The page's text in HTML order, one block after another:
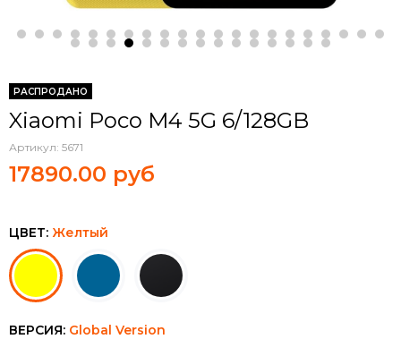
РАСПРОДАНО
Xiaomi Poco M4 5G 6/128GB
Артикул: 5671
17890.00 руб
ЦВЕТ: Желтый
ВЕРСИЯ: Global Version